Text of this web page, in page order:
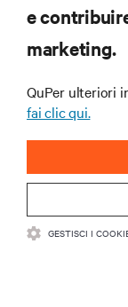
e
marketing.
QuPer ulteriori
fai clic qui.
GESTISCI I